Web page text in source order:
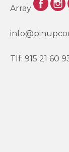
Array
Tlf: 915 21 60